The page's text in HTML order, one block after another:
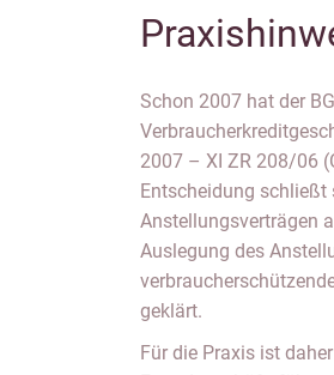
Schon 2007 hat der
2007 – XI ZR 208/06
Entscheidung schließt
Anstellungsverträgen
Auslegung des
geklärt.
Für die Praxis ist